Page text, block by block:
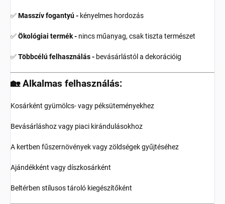
✅Masszív fogantyú - kényelmes hordozás
✅Ökológiai termék - nincs műanyag, csak tiszta természet
✅Többcélú felhasználás - bevásárlástól a dekorációig
🏡 Alkalmas felhasználás:
Kosárként gyümölcs- vagy péksüteményekhez
Bevásárláshoz vagy piaci kirándulásokhoz
A kertben fűszernövények vagy zöldségek gyűjtéséhez
Ajándékként vagy díszkosárként
Beltérben stílusos tároló kiegészítőként